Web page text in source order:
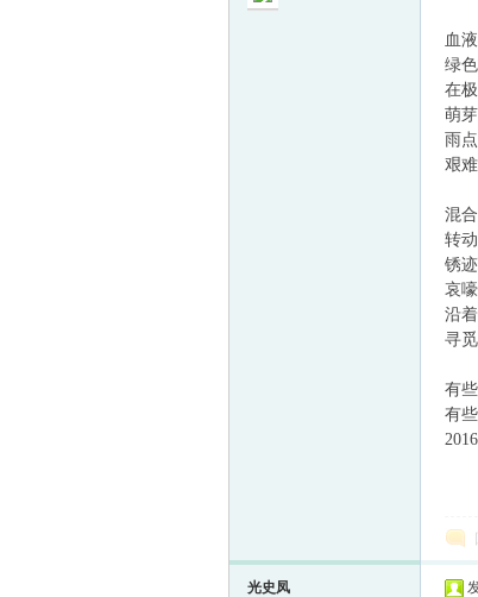
血
绿
在
萌
雨
艰
混
转
锈
哀
沿
寻
有
有
光史凤